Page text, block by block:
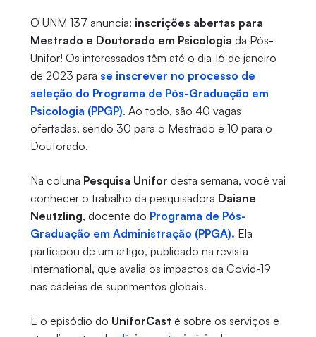
O UNM 137 anuncia: inscrições abertas para
Mestrado e Doutorado em Psicologia da Pós-
Unifor! Os interessados têm até o dia 16 de janeiro
de 2023 para se inscrever no processo de
seleção do Programa de Pós-Graduação em
Psicologia (PPGP). Ao todo, são 40 vagas
ofertadas, sendo 30 para o Mestrado e 10 para o
Doutorado.
Na coluna Pesquisa Unifor desta semana, você vai
conhecer o trabalho da pesquisadora Daiane
Neutzling, docente do Programa de Pós-
Graduação em Administração (PPGA). Ela
participou de um artigo, publicado na revista
International, que avalia os impactos da Covid-19
nas cadeias de suprimentos globais.
E o episódio do UniforCast é sobre os serviços e